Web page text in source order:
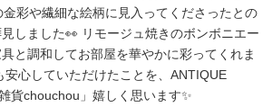
金彩や繊細な絵柄に見入ってくださったとの
しました👀 リモージュ焼きのボンボニエー
と調和してお部屋を華やかに彩ってくれま
安心していただけたことを、ANTIQUE
貨chouchou」嬉しく思います✨